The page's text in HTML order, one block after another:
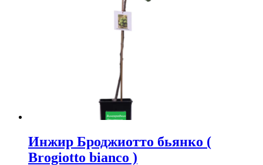
Инжир Броджиотто бьянко (
Brogiotto bianco )